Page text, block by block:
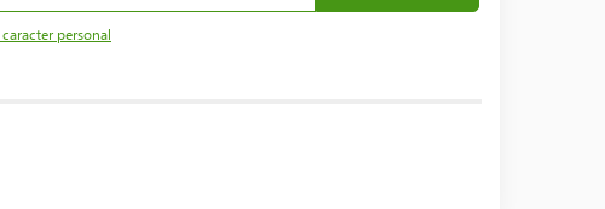
personal